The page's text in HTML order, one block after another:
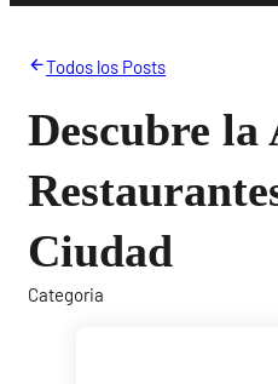
Todos los Posts
Descubre
Ciudad
Categoria